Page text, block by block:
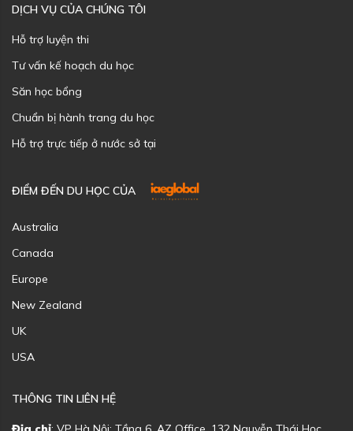
DỊCH VỤ CỦA CHÚNG TÔI
Hỗ trợ luyện thi
Tư vấn kế hoạch du học
Săn học bổng
Chuẩn bị hành trang du học
Hỗ trợ trực tiếp ở nước sở tại
ĐIỂM ĐẾN DU HỌC CỦA
Australia
Canada
Europe
New Zealand
UK
USA
THÔNG TIN LIÊN HỆ